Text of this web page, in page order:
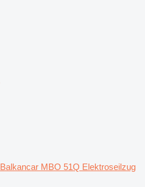
Balkancar MBO 51Q Elektroseilzug